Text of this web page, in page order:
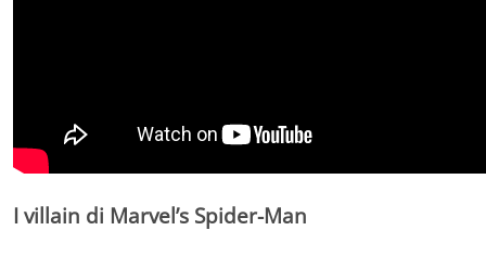
I villain di Marvel’s Spider-Man